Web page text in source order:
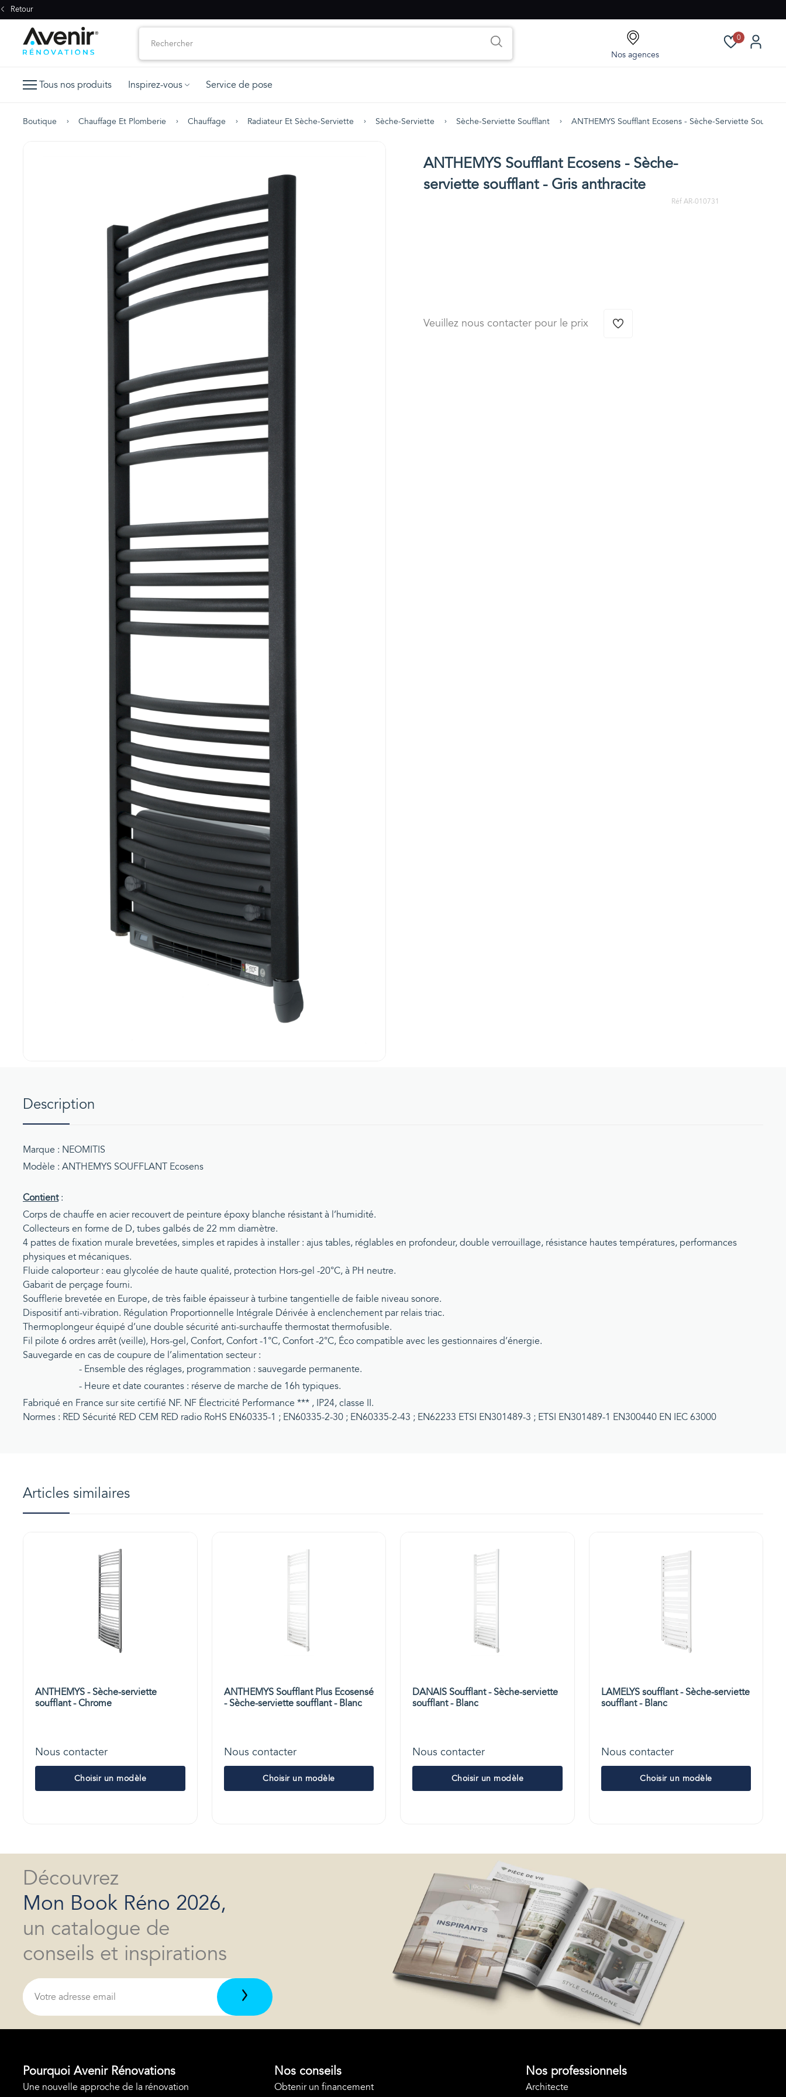
Retour
Nos agences
0
Tous nos produits Inspirez-vous Service de pose
Boutique Chauffage Et Plomberie Chauffage Radiateur Et Sèche-Serviette Sèche-Serviette Sèche-Serviette Soufflant ANTHEMYS Soufflant Ecosens - Sèche-Serviette
ANTHEMYS Soufflant Ecosens - Sèche-
serviette soufflant - Gris anthracite
Réf AR-010731
Veuillez nous contacter pour le prix
Description
Marque : NEOMITIS
Modèle : ANTHEMYS SOUFFLANT Ecosens
Contient:
Corps de chauffe en acier recouvert de peinture époxy blanche résistant à l’humidité.
Collecteurs en forme de D, tubes galbés de 22 mm diamètre.
4 pattes de fixation murale brevetées, simples et rapides à installer : ajus tables, réglables en profondeur, double verrouillage, résistance hautes températures, performances
physiques et mécaniques.
Fluide caloporteur : eau glycolée de haute qualité, protection Hors-gel -20°C, à PH neutre.
Gabarit de perçage fourni.
Soufflerie brevetée en Europe, de très faible épaisseur à turbine tangentielle de faible niveau sonore.
Dispositif anti-vibration. Régulation Proportionnelle Intégrale Dérivée à enclenchement par relais triac.
Thermoplongeur équipé d’une double sécurité anti-surchauffe thermostat thermofusible.
Fil pilote 6 ordres arrêt (veille), Hors-gel, Confort, Confort -1°C, Confort -2°C, Éco compatible avec les gestionnaires d’énergie.
Sauvegarde en cas de coupure de l’alimentation secteur :
- Ensemble des réglages, programmation : sauvegarde permanente.
- Heure et date courantes : réserve de marche de 16h typiques.
Fabriqué en France sur site certifié NF. NF Électricité Performance *** , IP24, classe II.
Normes : RED Sécurité RED CEM RED radio RoHS EN60335-1 ; EN60335-2-30 ; EN60335-2-43 ; EN62233 ETSI EN301489-3 ; ETSI EN301489-1 EN300440 EN IEC 63000
Articles similaires
ANTHEMYS - Sèche-serviette
soufflant - Chrome
Nous contacter
Choisir un modèle
ANTHEMYS Soufflant Plus Ecosensé
- Sèche-serviette soufflant - Blanc
Nous contacter
Choisir un modèle
DANAIS Soufflant - Sèche-serviette
soufflant - Blanc
Nous contacter
Choisir un modèle
LAMELYS soufflant - Sèche-serviette
soufflant - Blanc
Nous contacter
Choisir un modèle
Découvrez
Mon Book Réno 2026,
un catalogue de
conseils et inspirations
Pourquoi Avenir Rénovations
Une nouvelle approche de la rénovation
Nos conseils
Obtenir un financement
Nos professionnels
Architecte